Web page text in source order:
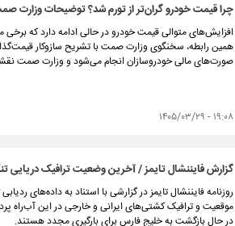
چرا قیمت خودرو گران‌تر از تورم شد؟ توضیحات وزارت
افزایش‌های متوالی قیمت خودرو در حالی ادامه دارد که
همین رابطه، سخنگوی وزارت صمت با تشریح سازوکار
صورت‌های مالی خودروسازان انجام می‌شود و وزارت صمت
۱۹:۰۸ - ۱۴۰۵/۰۳/۲۹
گزارش فایننشال تایمز / آخرین وضعیت ترافیک دریایی
روزنامه فایننشال تایمز در گزارشی با استناد به داده‌های
موقعیت و ترافیک کشتی‌های ایرانی و خارجی در این آب‌راه
در حال بازگشت به خلیج فارس برای بارگیری مجدد هستند.